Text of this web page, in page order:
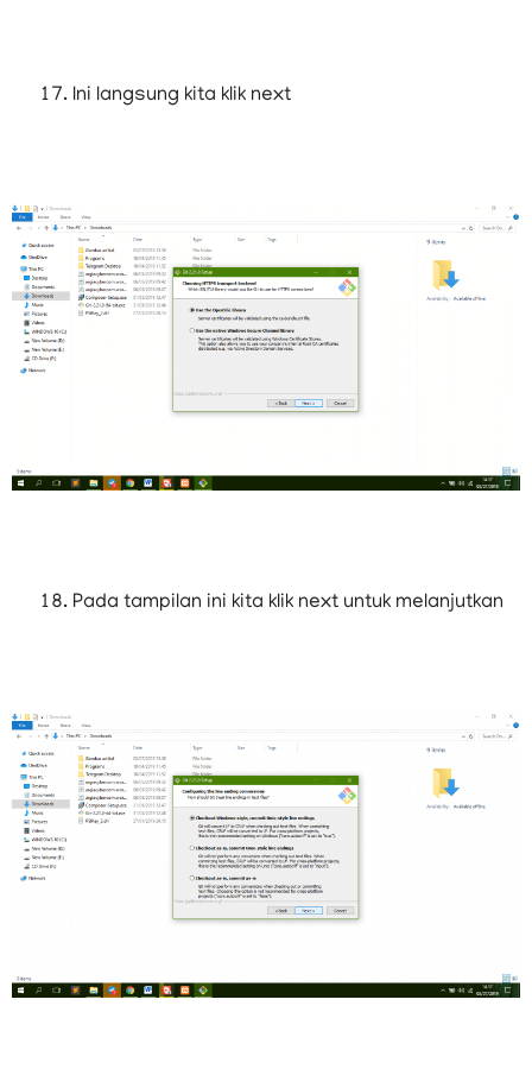
Ini langsung kita klik next
Pada tampilan ini kita klik next untuk melanjutkan